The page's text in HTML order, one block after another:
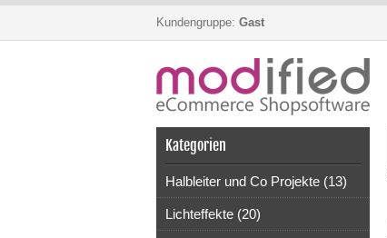
Kundengruppe: Gast
Kategorien
Halbleiter und Co Projekte (13)
Lichteffekte (20)